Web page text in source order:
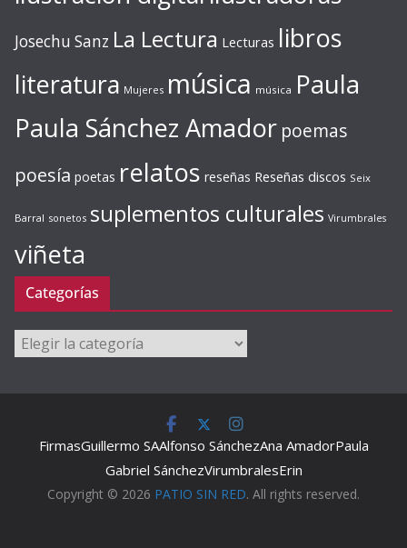
Josechu Sanz La Lectura Lecturas libros
literatura Mujeres música música Paula
Paula Sánchez Amador poemas
poesía poetas relatos reseñas Reseñas discos Seix
Barral sonetos suplementos culturales Virumbrales
viñeta
Categorías
Categorías
FirmasGuillermo SAAlfonso SánchezAna AmadorPaula
Gabriel SánchezVirumbralesErin
Copyright © 2026 PATIO SIN RED. All rights reserved.